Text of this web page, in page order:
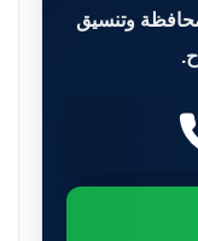
وتنسيق